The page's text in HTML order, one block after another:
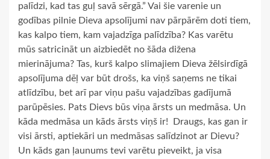
palīdzi, kad tas guļ savā sērgā.” Vai šie varenie un
godības pilnie Dieva apsolījumi nav pārpārēm doti tiem,
kas kalpo tiem, kam vajadzīga palīdzība? Kas varētu
mūs satricināt un aizbiedēt no šāda dižena
mierinājuma? Tas, kurš kalpo slimajiem Dieva žēlsirdīgā
apsolījuma dēļ var būt drošs, ka viņš saņems ne tikai
atlīdzību, bet arī par viņu pašu vajadzības gadījumā
parūpēsies. Pats Dievs būs viņa ārsts un medmāsa. Un
kāda medmāsa un kāds ārsts viņš ir! Draugs, kas gan ir
visi ārsti, aptiekāri un medmāsas salīdzinot ar Dievu?
Un kāds gan ļaunums tevi varētu pieveikt, ja visa